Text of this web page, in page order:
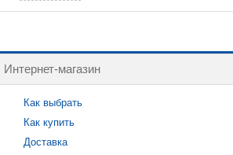
Интернет-магазин
Как выбрать
Как купить
Доставка